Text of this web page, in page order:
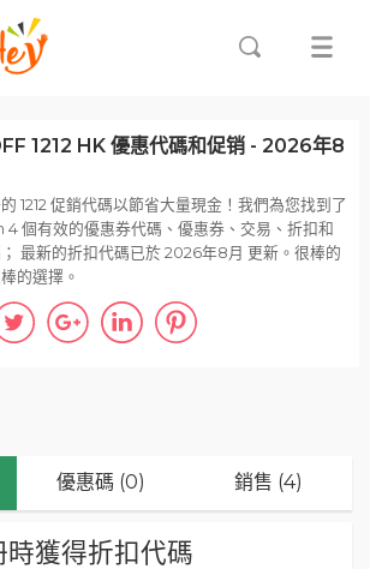
優惠碼 (0) 銷售 (4)
時獲得折扣代碼
1212 HK 優惠代碼和促销 - 2026年8
1212 促銷代碼以節省大量現金！我們為您找到了
4 個有效的優惠券代碼、優惠券、交易、折扣和
最新的折扣代碼已於 2026年8月 更新。很棒的
的選擇。